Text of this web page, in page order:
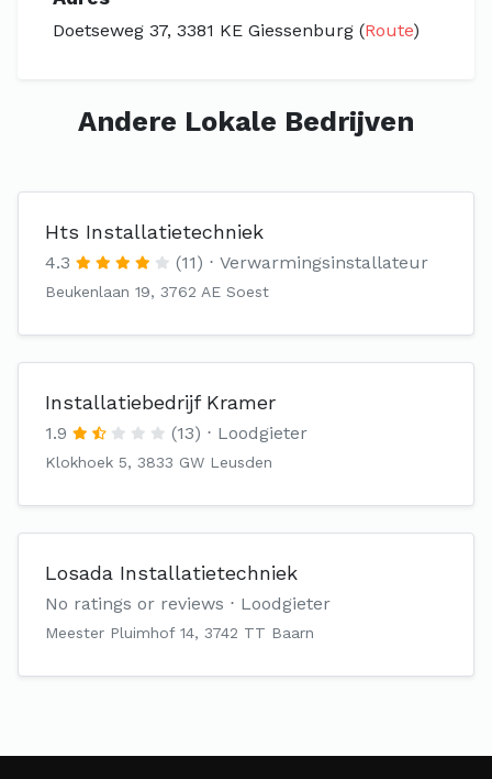
Doetseweg 37, 3381 KE Giessenburg (Route)
Andere Lokale Bedrijven
Hts Installatietechniek
4.3 (11) Verwarmingsinstallateur
Beukenlaan 19, 3762 AE Soest
Installatiebedrijf Kramer
1.9 (13) Loodgieter
Klokhoek 5, 3833 GW Leusden
Losada Installatietechniek
No ratings or reviews Loodgieter
Meester Pluimhof 14, 3742 TT Baarn